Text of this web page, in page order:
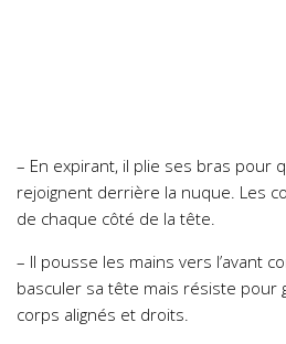
– En expirant, il plie ses bras pour
rejoignent derrière la nuque. Les
de chaque côté de la tête.
– Il pousse les mains vers l’avant
basculer sa tête mais résiste pour
corps alignés et droits.